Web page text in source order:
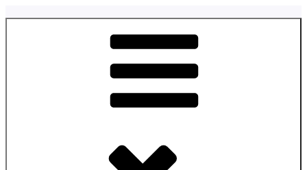
till
Fyrtassens Hundverksamhet